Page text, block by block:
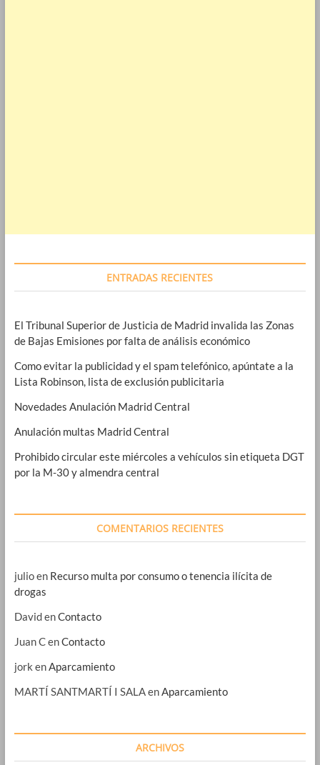
ENTRADAS RECIENTES
El Tribunal Superior de Justicia de Madrid invalida las Zonas
de Bajas Emisiones por falta de análisis económico
Como evitar la publicidad y el spam telefónico, apúntate a la
Lista Robinson, lista de exclusión publicitaria
Novedades Anulación Madrid Central
Anulación multas Madrid Central
Prohibido circular este miércoles a vehículos sin etiqueta DGT
por la M-30 y almendra central
COMENTARIOS RECIENTES
julioen Recurso multa por consumo o tenencia ilícita de
drogas
DavidenContacto
Juan CenContacto
jork en Aparcamiento
MARTÍ SANTMARTÍ I SALAen Aparcamiento
ARCHIVOS